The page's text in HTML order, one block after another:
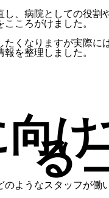
、病院としての役
ころがけました。
くなりますが実際
を整理しました。
る
ようなスタッフが